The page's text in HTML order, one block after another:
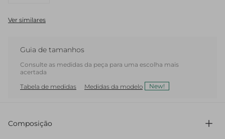
Ver similares
Guia de tamanhos
Consulte as medidas da peça para uma escolha mais
acertada
Tabela de medidas
Medidas da modelo New!
Composição